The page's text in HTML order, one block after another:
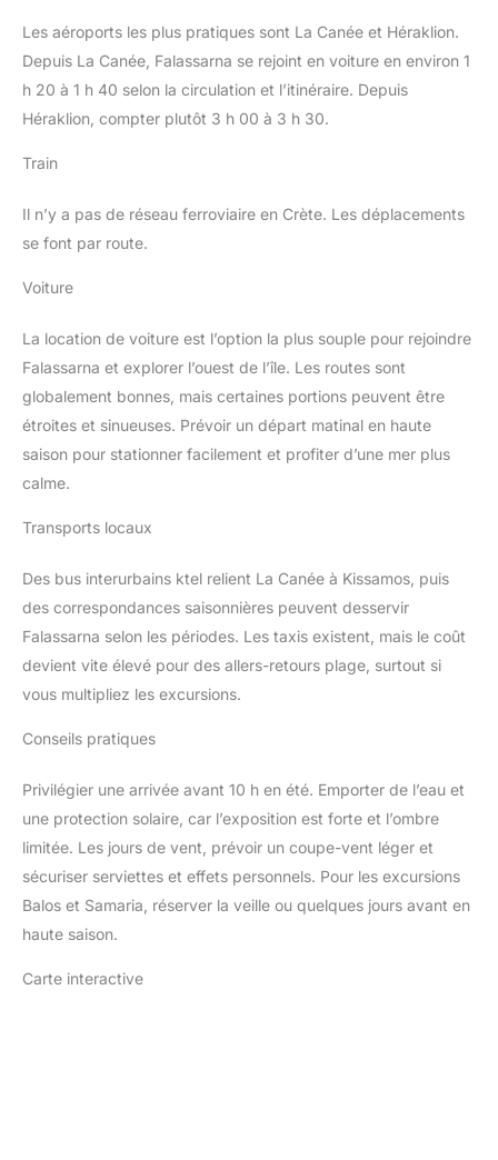
Les aéroports les plus pratiques sont La Canée et Héraklion.
Depuis La Canée, Falassarna se rejoint en voiture en environ 1
h 20 à 1 h 40 selon la circulation et l’itinéraire. Depuis
Héraklion, compter plutôt 3 h 00 à 3 h 30.
Train
Il n’y a pas de réseau ferroviaire en Crète. Les déplacements
se font par route.
Voiture
La location de voiture est l’option la plus souple pour rejoindre
Falassarna et explorer l’ouest de l’île. Les routes sont
globalement bonnes, mais certaines portions peuvent être
étroites et sinueuses. Prévoir un départ matinal en haute
saison pour stationner facilement et profiter d’une mer plus
calme.
Transports locaux
Des bus interurbains ktel relient La Canée à Kissamos, puis
des correspondances saisonnières peuvent desservir
Falassarna selon les périodes. Les taxis existent, mais le coût
devient vite élevé pour des allers-retours plage, surtout si
vous multipliez les excursions.
Conseils pratiques
Privilégier une arrivée avant 10 h en été. Emporter de l’eau et
une protection solaire, car l’exposition est forte et l’ombre
limitée. Les jours de vent, prévoir un coupe-vent léger et
sécuriser serviettes et effets personnels. Pour les excursions
Balos et Samaria, réserver la veille ou quelques jours avant en
haute saison.
Carte interactive